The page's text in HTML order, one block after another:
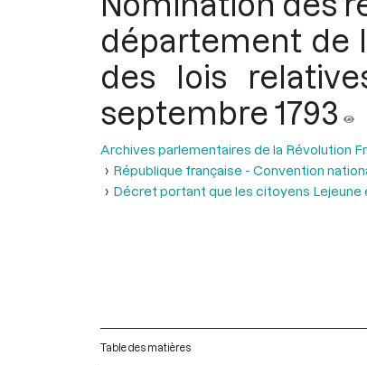
département de
des lois
septembre 1793
Archives parlementaires de la Révolution
République française - Convention
Décret portant que les citoyens Lejeune
Table des matières